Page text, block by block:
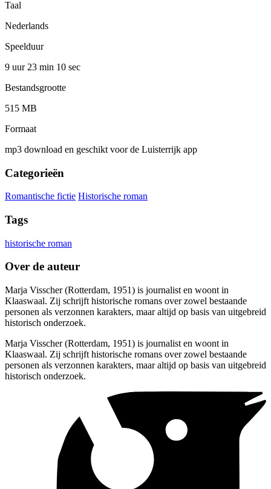
Taal
Nederlands
Speelduur
9 uur 23 min 10 sec
Bestandsgrootte
515 MB
Formaat
mp3 download en geschikt voor de Luisterrijk app
Categorieën
Romantische fictie Historische roman
Tags
historische roman
Over de auteur
Marja Visscher (Rotterdam, 1951) is journalist en woont in
Klaaswaal. Zij schrijft historische romans over zowel bestaande
personen als verzonnen karakters, maar altijd op basis van uitgebreid
historisch onderzoek.
Marja Visscher (Rotterdam, 1951) is journalist en woont in
Klaaswaal. Zij schrijft historische romans over zowel bestaande
personen als verzonnen karakters, maar altijd op basis van uitgebreid
historisch onderzoek.